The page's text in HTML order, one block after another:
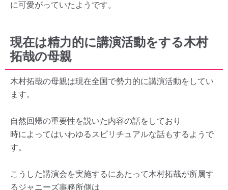
に可愛がっていたようです。
現在は精力的に講演活動をする木村
拓哉の母親
木村拓哉の母親は現在全国で勢力的に講演活動をしてい
ます。
自然回帰の重要性を説いた内容の話をしており
時によってはいわゆるスピリチュアルな話もするようで
す。
こうした講演会を実施するにあたって木村拓哉が所属す
るジャニーズ事務所側は